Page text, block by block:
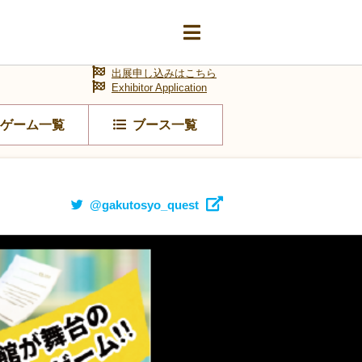
ゲーム一覧 ブース一覧
出展申し込みはこちら
Exhibitor Application
@gakutosyo_quest